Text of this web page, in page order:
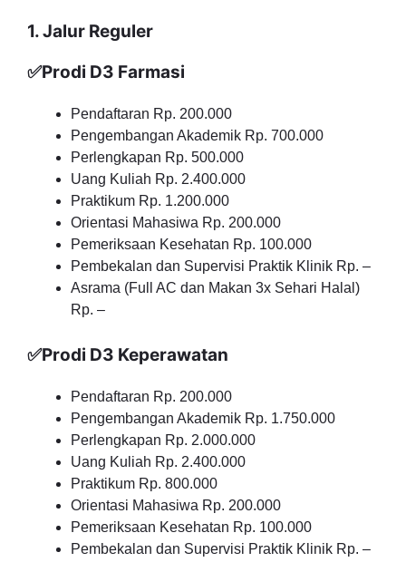
1. Jalur Reguler
✅Prodi D3 Farmasi
Pendaftaran Rp. 200.000
Pengembangan Akademik Rp. 700.000
Perlengkapan Rp. 500.000
Uang Kuliah Rp. 2.400.000
Praktikum Rp. 1.200.000
Orientasi Mahasiwa Rp. 200.000
Pemeriksaan Kesehatan Rp. 100.000
Pembekalan dan Supervisi Praktik Klinik Rp. –
Asrama (Full AC dan Makan 3x Sehari Halal)
Rp. –
✅Prodi D3 Keperawatan
Pendaftaran Rp. 200.000
Pengembangan Akademik Rp. 1.750.000
Perlengkapan Rp. 2.000.000
Uang Kuliah Rp. 2.400.000
Praktikum Rp. 800.000
Orientasi Mahasiwa Rp. 200.000
Pemeriksaan Kesehatan Rp. 100.000
Pembekalan dan Supervisi Praktik Klinik Rp. –